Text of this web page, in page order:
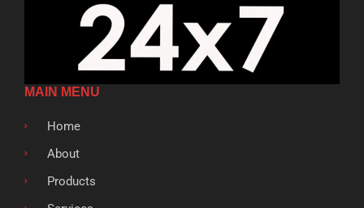
MAIN MENU
Home
About
Products